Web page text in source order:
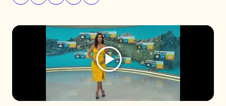
Programas
Club De La Comedia
Contigo en Directo